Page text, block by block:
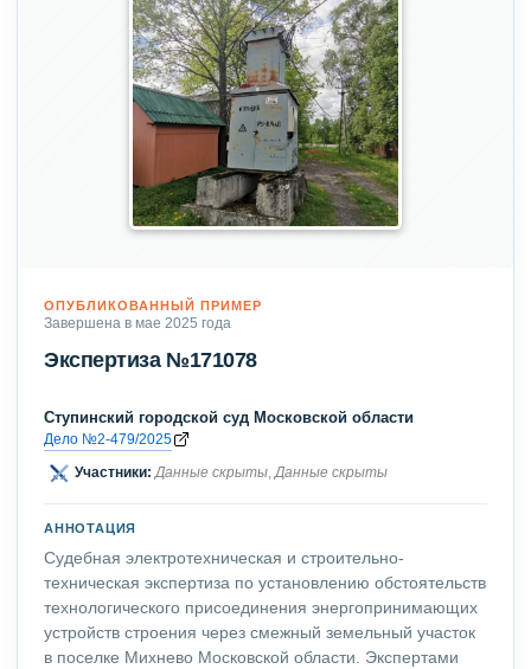
ОПУБЛИКОВАННЫЙ ПРИМЕР
Завершена в мае 2025 года
Экспертиза №171078
Ступинский городской суд Московской области
Дело №2-479/2025
Участники: Данные скрыты Данные скрыты
АННОТАЦИЯ
Судебная электротехническая и строительно-
техническая экспертиза по установлению обстоятельств
технологического присоединения энергопринимающих
устройств строения через смежный земельный участок
в поселке Михнево Московской области. Экспертами